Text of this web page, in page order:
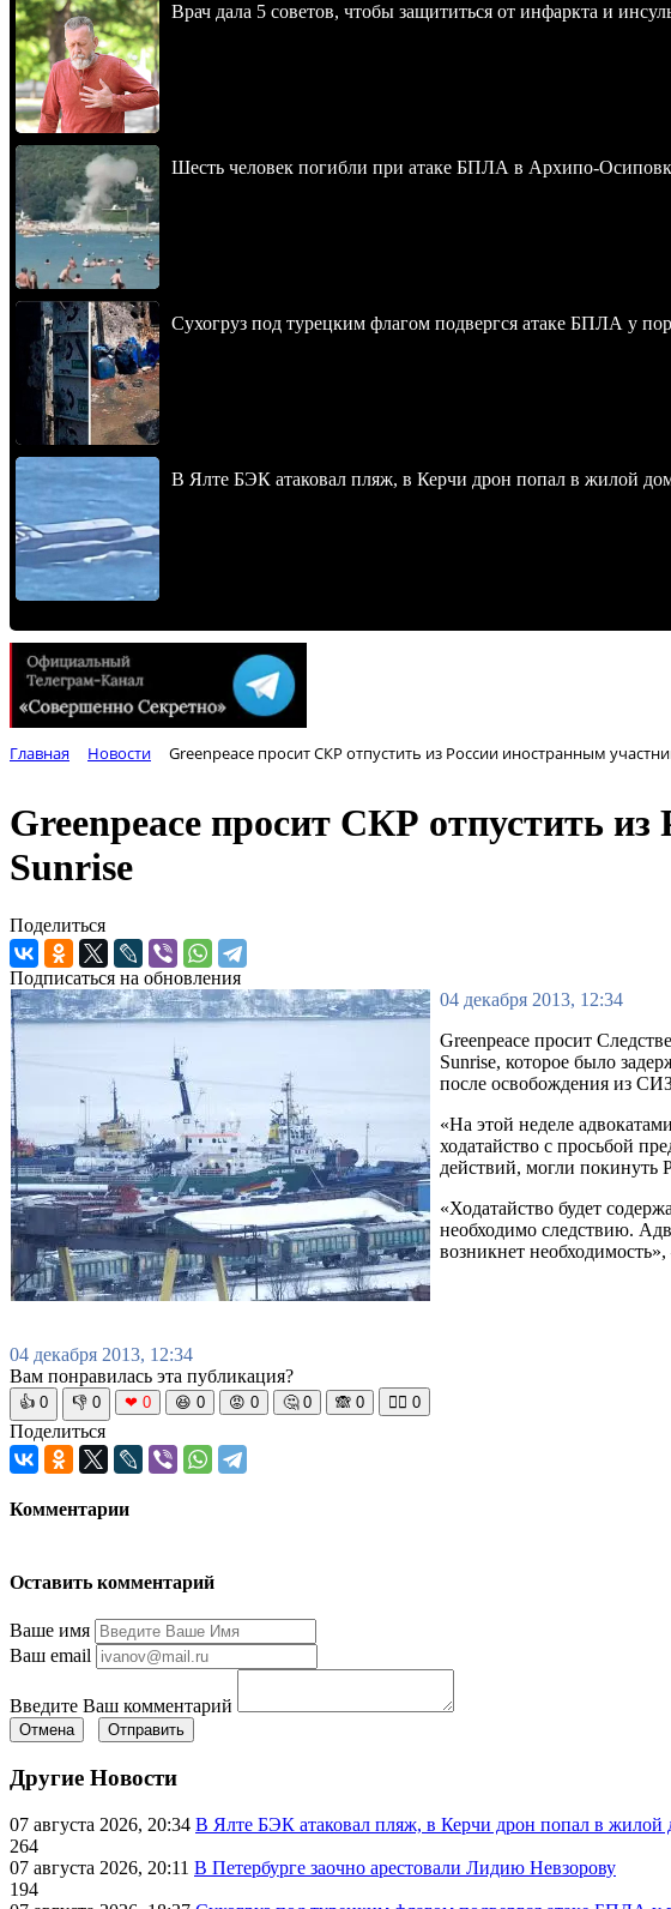
Врач дала 5 советов, чтобы защититься от инфаркта и
Шесть человек погибли при атаке БПЛА в Архипо-
Сухогруз под турецким флагом подвергся атаке БПЛА у
В Ялте БЭК атаковал пляж, в Керчи дрон попал в жилой
Главная Новости Greenpeace просит СКР отпустить из России иностранным
Greenpeace просит СКР отпустить
Sunrise
Поделиться
Подписаться на обновления
04 декабря 2013, 12:34
Greenpeace просит
Sunrise, которое было
после освобождения из
«На этой неделе
ходатайство с просьбой
действий, могли покинуть
«Ходатайство будет
необходимо следствию.
возникнет
04 декабря 2013, 12:34
Вам понравилась эта публикация?
👍 0 👎 0 ❤ 0 😆 0 😡 0 🤔 0 🙈 0 🧘‍♀️ 0
Поделиться
Комментарии
Оставить комментарий
Ваше имя
Ваш email
Введите Ваш комментарий
Отмена Отправить
Другие Новости
07 августа 2026, 20:34 В Ялте БЭК атаковал пляж, в Керчи дрон попал в жилой
264
07 августа 2026, 20:11 В Петербурге заочно арестовали Лидию Невзорову
194